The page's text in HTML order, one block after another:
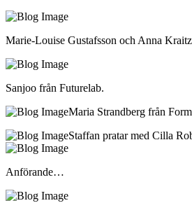
Marie-Louise Gustafsson och Anna
Sanjoo från Futurelab.
Maria Strandberg från
Staffan pratar med Cilla
Anförande…